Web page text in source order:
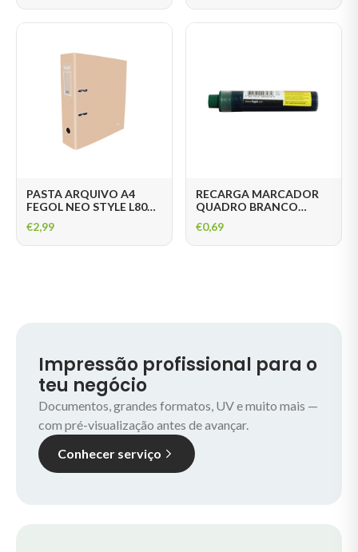
PASTA ARQUIVO A4
FEGOL NEO STYLE L80
€2,99
RECARGA MARCADOR
QUADRO BRANCO
€0,69
Impressão profissional para o
teu negócio
Documentos, grandes formatos, UV e muito mais —
com pré-visualização antes de avançar.
Conhecer serviço